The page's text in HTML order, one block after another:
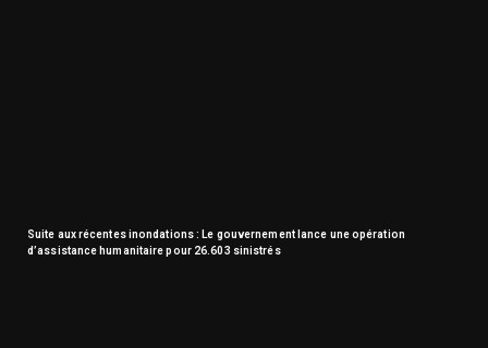
Suite aux récentes inondations : Le gouvernement lance une opération
d’assistance humanitaire pour 26.603 sinistrés